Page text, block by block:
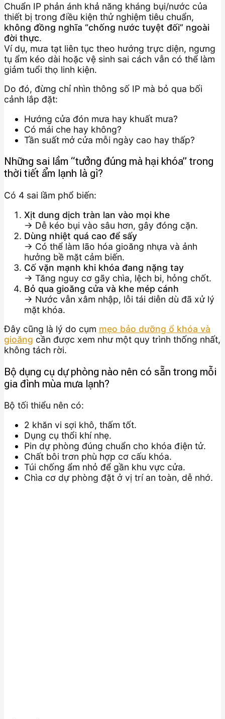
Chuẩn IP phản ánh khả năng kháng bụi/nước của
thiết bị trong điều kiện thử nghiệm tiêu chuẩn,
không đồng nghĩa “chống nước tuyệt đối” ngoài
đời thực.
Ví dụ, mưa tạt liên tục theo hướng trực diện, ngưng
tụ ẩm kéo dài hoặc vệ sinh sai cách vẫn có thể làm
giảm tuổi thọ linh kiện.
Do đó, đừng chỉ nhìn thông số IP mà bỏ qua bối
cảnh lắp đặt:
Hướng cửa đón mưa hay khuất mưa?
Có mái che hay không?
Tần suất mở cửa mỗi ngày cao hay thấp?
Những sai lầm “tưởng đúng mà hại khóa” trong
thời tiết ẩm lạnh là gì?
Có 4 sai lầm phổ biến:
Xịt dung dịch tràn lan vào mọi khe
→ Dễ kéo bụi vào sâu hơn, gây đóng cặn.
Dùng nhiệt quá cao để sấy
→ Có thể làm lão hóa gioăng nhựa và ảnh
hưởng bề mặt cảm biến.
Cố vặn mạnh khi khóa đang nặng tay
→ Tăng nguy cơ gãy chìa, lệch bi, hỏng chốt.
Bỏ qua gioăng cửa và khe mép cánh
→ Nước vẫn xâm nhập, lỗi tái diễn dù đã xử lý
mặt khóa.
Đây cũng là lý do cụm mẹo bảo dưỡng ổ khóa và
gioăng cần được xem như một quy trình thống nhất,
không tách rời.
Bộ dụng cụ dự phòng nào nên có sẵn trong mỗi
gia đình mùa mưa lạnh?
Bộ tối thiểu nên có:
2 khăn vi sợi khô, thấm tốt.
Dụng cụ thổi khí nhẹ.
Pin dự phòng đúng chuẩn cho khóa điện tử.
Chất bôi trơn phù hợp cơ cấu khóa.
Túi chống ẩm nhỏ để gần khu vực cửa.
Chìa cơ dự phòng đặt ở vị trí an toàn, dễ nhớ.